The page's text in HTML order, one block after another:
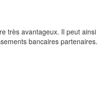
très avantageux. Il peut ainsi
bancaires partenaires.